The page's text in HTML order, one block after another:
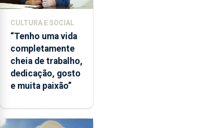
CULTURA E SOCIAL
“Tenho uma vida
completamente
cheia de trabalho,
dedicação, gosto
e muita paixão”